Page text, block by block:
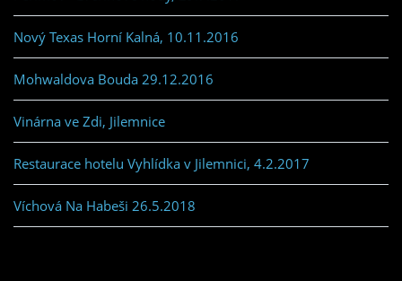
Nový Texas Horní Kalná, 10.11.2016
Mohwaldova Bouda 29.12.2016
Vinárna ve Zdi, Jilemnice
Restaurace hotelu Vyhlídka v Jilemnici, 4.2.2017
Víchová Na Habeši 26.5.2018